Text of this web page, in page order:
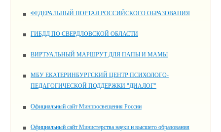
ФЕДЕРАЛЬНЫЙ ПОРТАЛ РОССИЙСКОГО ОБРАЗОВАНИЯ
ГИБДД ПО СВЕРДЛОВСКОЙ ОБЛАСТИ
ВИРТУАЛЬНЫЙ МАРШРУТ ДЛЯ ПАПЫ И МАМЫ
МБУ ЕКАТЕРИНБУРГСКИЙ ЦЕНТР ПСИХОЛОГО-
ПЕДАГОГИЧЕСКОЙ ПОДДЕРЖКИ "ДИАЛОГ"
Официальный сайт Минпросвещения России
Официальный сайт Министерства науки и высшего образования